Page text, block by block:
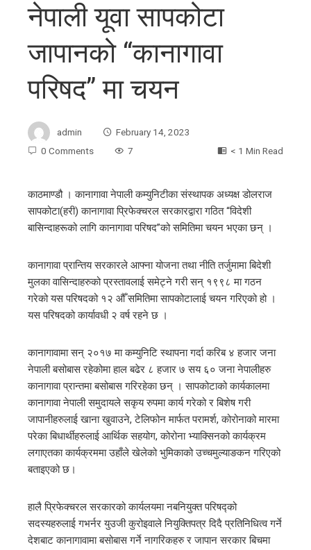
नेपाली यूवा सापकोटा
जापानको “कानागावा
परिषद” मा चयन
admin
February 14, 2023
0 Comments
7 < 1 Min Read
काठमाण्डौ । कानागावा नेपाली कम्युनिटीका संस्थापक अध्यक्ष डोलराज
सापकोटा(हरी) कानागावा प्रिफेक्चरल सरकारद्वारा गठित “विदेशी
बासिन्दाहरूको लागि कानागावा परिषद”को समितिमा चयन भएका छन् ।
कानागावा प्रान्तिय सरकारले आफ्ना योजना तथा नीति तर्जुमामा बिदेशी
मुलका वासिन्दाहरुको प्रस्तावलाई समेट्ने गरी सन् १९९८ मा गठन
गरेको यस परिषदको १२ औँ समितिमा सापकोटालाई चयन गरिएको हो ।
यस परिषदको कार्यावधी २ वर्ष रहने छ ।
कानागावामा सन् २०१७ मा कम्युनिटि स्थापना गर्दा करिब ४ हजार जना
नेपाली बसोबास रहेकोमा हाल बढेर ८ हजार ७ सय ६० जना नेपालीहरु
कानागावा प्रान्तमा बसोबास गरिरहेका छन् । सापकोटाको कार्यकालमा
कानागावा नेपाली समुदायले सकृय रुपमा कार्य गरेको र बिशेष गरी
जापानीहरुलाई खाना खुवाउने, टेलिफोन मार्फत परामर्श, कोरोनाको मारमा
परेका बिधार्थीहरुलाई आर्थिक सहयोग, कोरोना भ्याक्सिनको कार्यक्रम
लगाएतका कार्यक्रममा उहाँले खेलेको भुमिकाको उच्चमुल्याङकन गरिएको
बताइएको छ।
हालै प्रिफेक्चरल सरकारको कार्यलयमा नबनियुक्त परिषद्को
सदस्यहरुलाई गभर्नर युउजी कुरोइवाले नियुक्तिपत्र दिदै प्रतिनिधित्व गर्ने
देशबाट कानागावामा बसोबास गर्ने नागरिकहरु र जापान सरकार बिचमा